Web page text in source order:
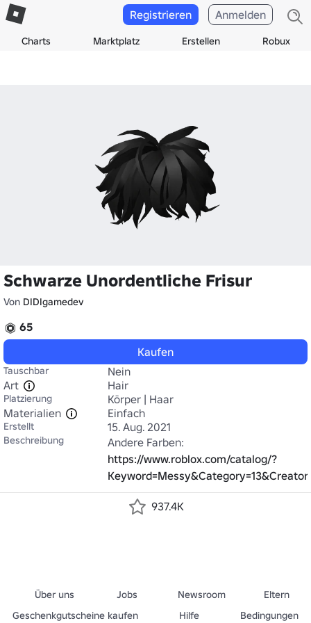
Charts Marktplatz Erstellen Robux
Registrieren Anmelden
Schwarze Unordentliche Frisur
Von DIDIgamedev
65
Kaufen
Tauschbar
Nein
Art
Hair
Platzierung
Körper | Haar
Materialien
Einfach
Erstellt 15. Aug. 2021
Beschreibung
https://www.roblox.com/catalog/?
937.4K
Über uns Jobs Newsroom
Eltern
Geschenkgutscheine kaufen
Hilfe Bedingungen